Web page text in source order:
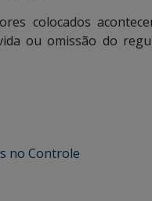
colocados
ou omissão do
no Controle